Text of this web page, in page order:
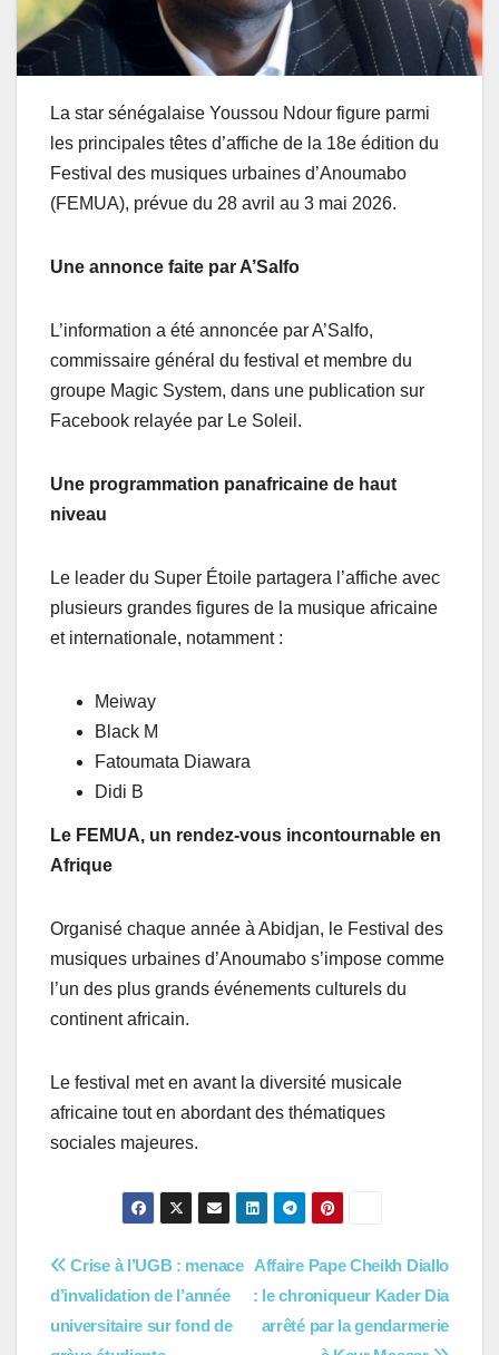
La star sénégalaise Youssou Ndour figure parmi
les principales têtes d’affiche de la 18e édition du
Festival des musiques urbaines d’Anoumabo
(FEMUA), prévue du 28 avril au 3 mai 2026.
Une annonce faite par A’Salfo
L’information a été annoncée par A’Salfo,
commissaire général du festival et membre du
groupe Magic System, dans une publication sur
Facebook relayée par Le Soleil.
Une programmation panafricaine de haut
niveau
Le leader du Super Étoile partagera l’affiche avec
plusieurs grandes figures de la musique africaine
et internationale, notamment :
Meiway
Black M
Fatoumata Diawara
Didi B
Le FEMUA, un rendez-vous incontournable en
Afrique
Organisé chaque année à Abidjan, le Festival des
musiques urbaines d’Anoumabo s’impose comme
l’un des plus grands événements culturels du
continent africain.
Le festival met en avant la diversité musicale
africaine tout en abordant des thématiques
sociales majeures.
Navigation
de
Affaire Pape Cheikh Diallo
: le chroniqueur Kader Dia
arrêté par la gendarmerie
Crise à l’UGB : menace
d’invalidation de l’année
universitaire sur fond de